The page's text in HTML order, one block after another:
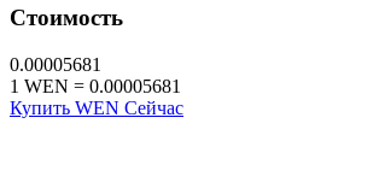
Стоимость
0.00005681
1 WEN = 0.00005681
Купить WEN Сейчас